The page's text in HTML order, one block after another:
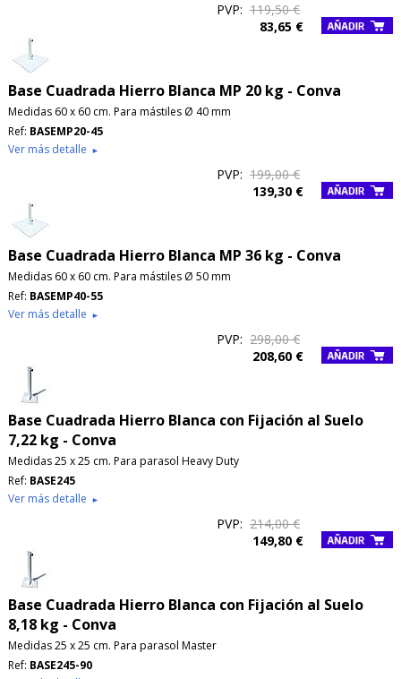
PVP: 119,50 €
83,65 €
Base Cuadrada Hierro Blanca MP 20 kg - Conva
Medidas 60 x 60 cm. Para mástiles Ø 40 mm
Ref: BASEMP20-45
Ver más detalle ►
PVP: 199,00 €
139,30 €
Base Cuadrada Hierro Blanca MP 36 kg - Conva
Medidas 60 x 60 cm. Para mástiles Ø 50 mm
Ref: BASEMP40-55
Ver más detalle ►
PVP: 298,00 €
208,60 €
Base Cuadrada Hierro Blanca con Fijación al Suelo
7,22 kg - Conva
Medidas 25 x 25 cm. Para parasol Heavy Duty
Ref: BASE245
Ver más detalle ►
PVP: 214,00 €
149,80 €
Base Cuadrada Hierro Blanca con Fijación al Suelo
8,18 kg - Conva
Medidas 25 x 25 cm. Para parasol Master
Ref: BASE245-90